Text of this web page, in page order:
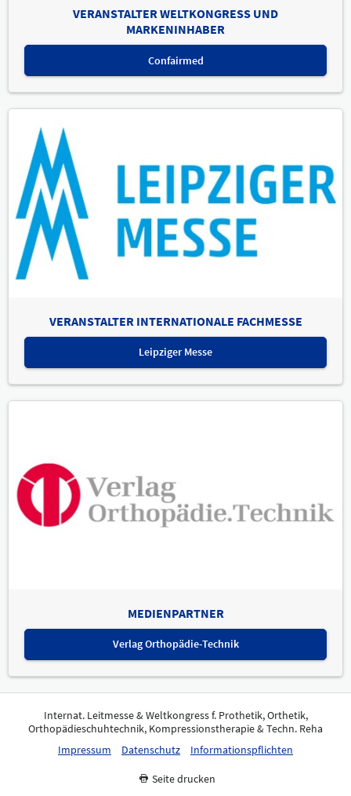
VERANSTALTER WELTKONGRESS UND
MARKENINHABER
Confairmed
VERANSTALTER INTERNATIONALE FACHMESSE
Leipziger Messe
MEDIENPARTNER
Verlag Orthopädie-Technik
Internat. Leitmesse & Weltkongress f. Prothetik, Orthetik,
Orthopädieschuhtechnik, Kompressionstherapie & Techn. Reha
Impressum
Datenschutz Informationspflichten
Seite drucken